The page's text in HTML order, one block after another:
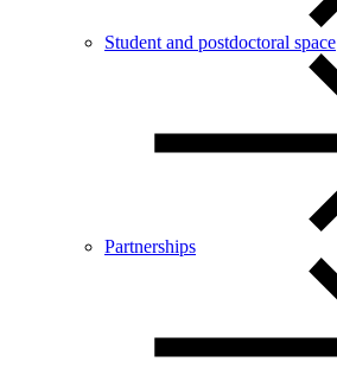
Student and postdoctoral space
Partnerships